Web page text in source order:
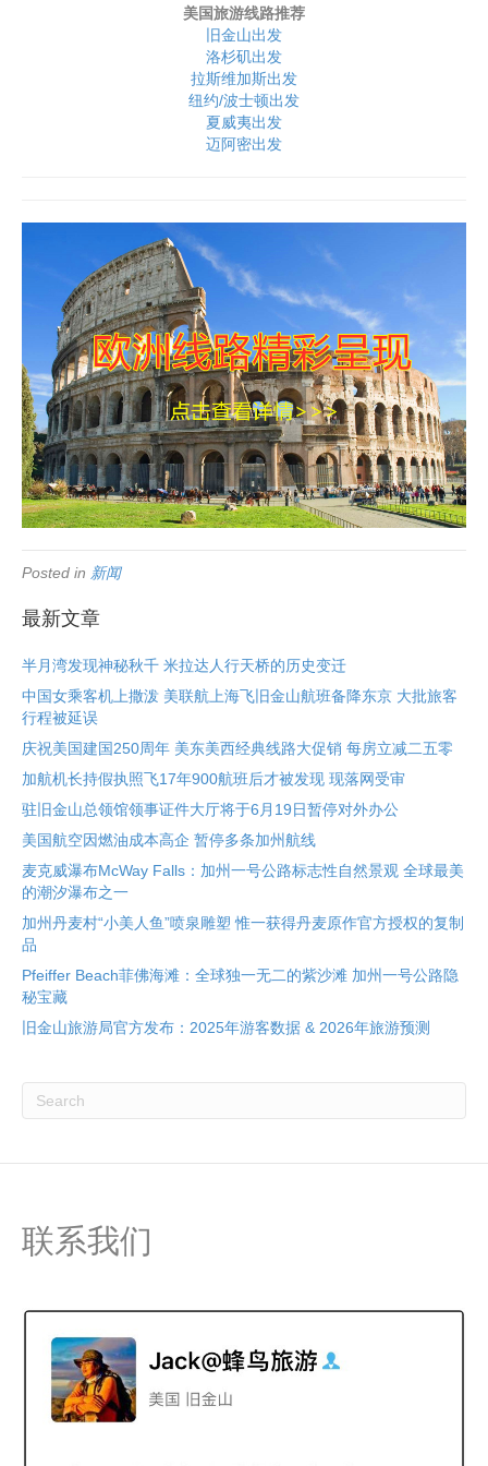
美国旅游线路推荐
旧金山出发
洛杉矶出发
拉斯维加斯出发
纽约/波士顿出发
夏威夷出发
迈阿密出发
Posted in 新闻
最新文章
半月湾发现神秘秋千 米拉达人行天桥的历史变迁
中国女乘客机上撒泼 美联航上海飞旧金山航班备降东京 大批旅客
行程被延误
庆祝美国建国250周年 美东美西经典线路大促销 每房立减二五零
加航机长持假执照飞17年900航班后才被发现 现落网受审
驻旧金山总领馆领事证件大厅将于6月19日暂停对外办公
美国航空因燃油成本高企 暂停多条加州航线
麦克威瀑布McWay Falls：加州一号公路标志性自然景观 全球最美
的潮汐瀑布之一
加州丹麦村“小美人鱼”喷泉雕塑 惟一获得丹麦原作官方授权的复制
品
Pfeiffer Beach菲佛海滩：全球独一无二的紫沙滩 加州一号公路隐
秘宝藏
旧金山旅游局官方发布：2025年游客数据 & 2026年旅游预测
联系我们